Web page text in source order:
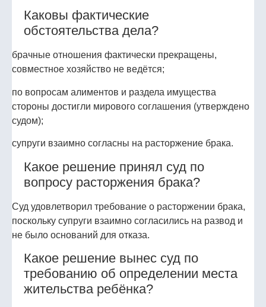
Каковы фактические
обстоятельства дела?
брачные отношения фактически прекращены,
совместное хозяйство не ведётся;
по вопросам алиментов и раздела имущества
стороны достигли мирового соглашения (утверждено
судом);
супруги взаимно согласны на расторжение брака.
Какое решение принял суд по
вопросу расторжения брака?
Суд удовлетворил требование о расторжении брака,
поскольку супруги взаимно согласились на развод и
не было оснований для отказа.
Какое решение вынес суд по
требованию об определении места
жительства ребёнка?